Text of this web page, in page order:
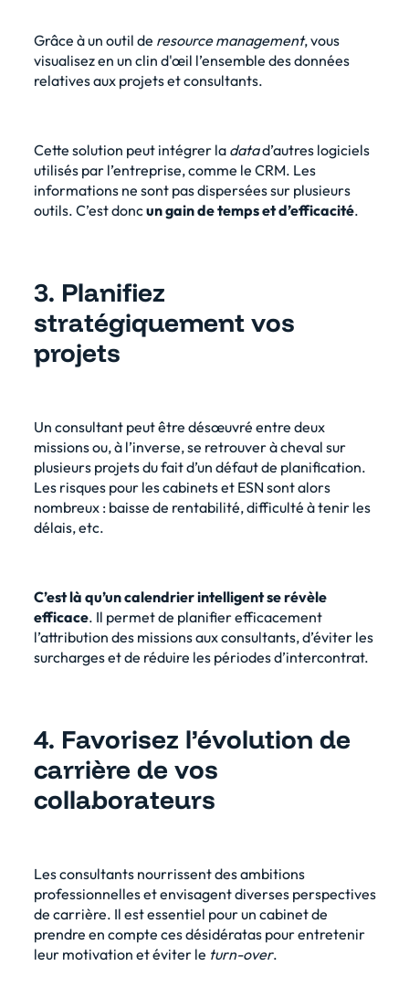
Grâce à un outil de resource management, vous
visualisez en un clin d'œil l’ensemble des données
relatives aux projets et consultants.
Cette solution peut intégrer la datad’autres logiciels
utilisés par l’entreprise, comme le CRM. Les
informations ne sont pas dispersées sur plusieurs
outils. C’est doncun gain de temps et d’efficacité.
3. Planifiez
stratégiquement vos
projets
Un consultant peut être désœuvré entre deux
missions ou, à l’inverse, se retrouver à cheval sur
plusieurs projets du fait d’un défaut de planification.
Les risques pour les cabinets et ESN sont alors
nombreux : baisse de rentabilité, difficulté à tenir les
délais, etc.
C’est là qu’un calendrier intelligent se révèle
efficace. Il permet de planifier efficacement
l’attribution des missions aux consultants, d’éviter les
surcharges et de réduire les périodes d’intercontrat.
4. Favorisez l’évolution de
carrière de vos
collaborateurs
Les consultants nourrissent des ambitions
professionnelles et envisagent diverses perspectives
de carrière. Il est essentiel pour un cabinet de
prendre en compte ces désidératas pour entretenir
leur motivation et éviter le turn-over.